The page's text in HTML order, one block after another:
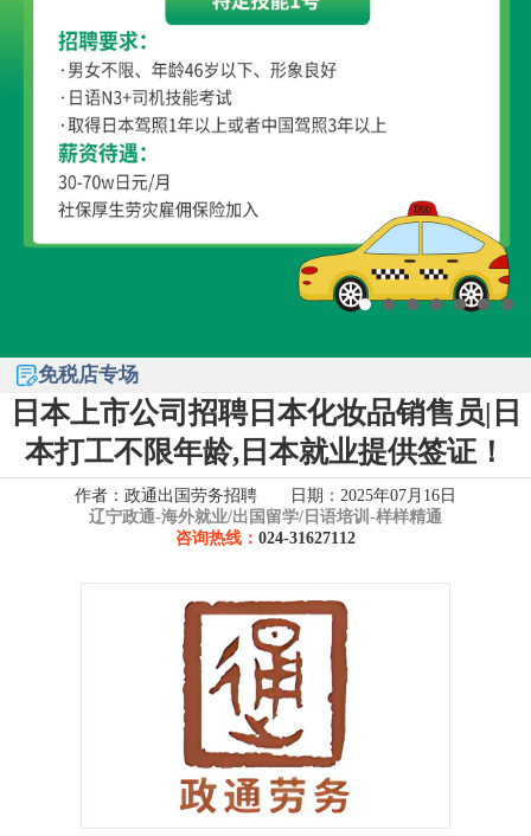
免税店专场
日本上市公司招聘日本化妆品销售员|日
本打工不限年龄,日本就业提供签证！
作者：政通出国劳务招聘 日期：2025年07月16日
辽宁政通-海外就业/出国留学/日语培训-样样精通
咨询热线： 024-31627112